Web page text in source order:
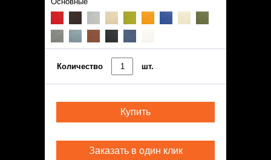
Количество шт.
Купить
Заказать в один клик